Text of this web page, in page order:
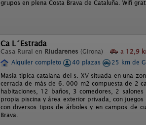
grupos en plena Costa Brava de Cataluña. Wifi
Ca L´Estrada
Casa Rural en Riudarenes (Girona) a 12,9
Alquiler completo
40 plazas
25 km de
Masía típica catalana del s. XV situada en una
cerrada de más de 6. 000 m2 compuesta de 2
habitaciones, 12 baños, 3 comedores, 2
propia piscina y área exterior privada, con
con diversos tipos de árboles y en campos de
Brava.